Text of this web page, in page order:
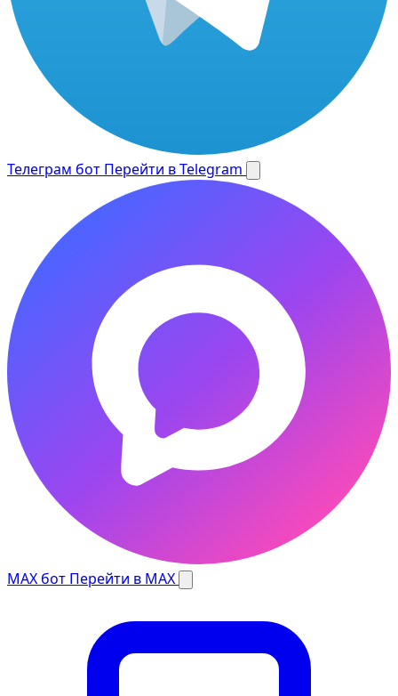
Телеграм бот Перейти в Telegram
MAX бот Перейти в MAX